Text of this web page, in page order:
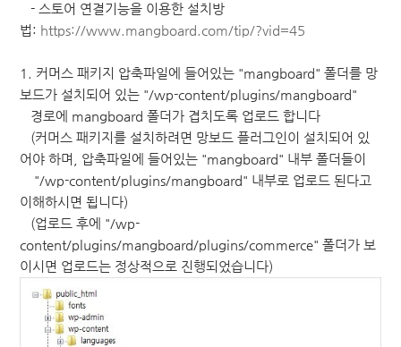
- 스토어 연결기능을 이용한 설치방
법: https://www.mangboard.com/tip/?vid=45
1. 커머스 패키지 압축파일에 들어있는 "mangboard" 폴더를 망
보드가 설치되어 있는 "/wp-content/plugins/mangboard"
경로에 mangboard 폴더가 겹치도록 업로드 합니다
(커머스 패키지를 설치하려면 망보드 플러그인이 설치되어 있
어야 하며, 압축파일에 들어있는 "mangboard" 내부 폴더들이
"/wp-content/plugins/mangboard" 내부로 업로드 된다고
이해하시면 됩니다)
(업로드 후에 "/wp-
content/plugins/mangboard/plugins/commerce" 폴더가 보
이시면 업로드는 정상적으로 진행되었습니다)